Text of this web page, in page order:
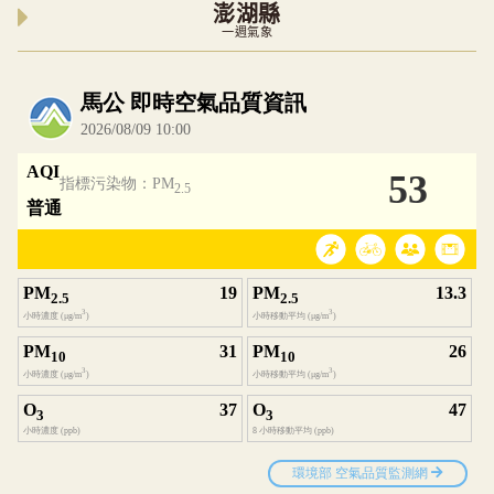
澎湖縣
一週氣象
內嵌空氣品質小工具為視覺預覽，完整即時空